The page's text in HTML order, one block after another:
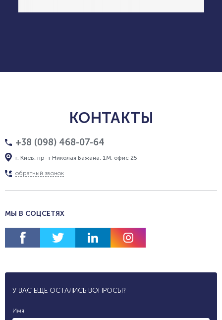
КОНТАКТЫ
+38 (098) 468-07-64
г. Киев, пр-т Николая Бажана, 1М, офис 25
обратный звонок
МЫ В СОЦСЕТЯХ
У ВАС ЕЩЕ ОСТАЛИСЬ ВОПРОСЫ?
Имя